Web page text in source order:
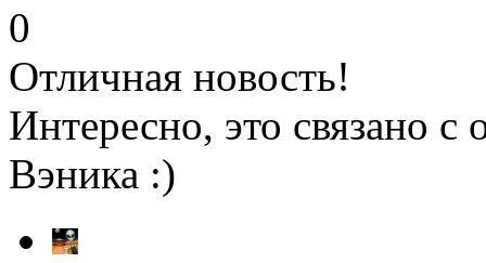
0
Отличная новость!
Интересно, это связано
Вэника :)